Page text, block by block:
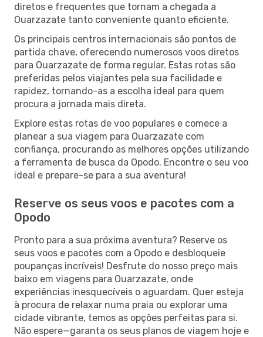
diretos e frequentes que tornam a chegada a
Ouarzazate tanto conveniente quanto eficiente.
Os principais centros internacionais são pontos de
partida chave, oferecendo numerosos voos diretos
para Ouarzazate de forma regular. Estas rotas são
preferidas pelos viajantes pela sua facilidade e
rapidez, tornando-as a escolha ideal para quem
procura a jornada mais direta.
Explore estas rotas de voo populares e comece a
planear a sua viagem para Ouarzazate com
confiança, procurando as melhores opções utilizando
a ferramenta de busca da Opodo. Encontre o seu voo
ideal e prepare-se para a sua aventura!
Reserve os seus voos e pacotes com a
Opodo
Pronto para a sua próxima aventura? Reserve os
seus voos e pacotes com a Opodo e desbloqueie
poupanças incríveis! Desfrute do nosso preço mais
baixo em viagens para Ouarzazate, onde
experiências inesquecíveis o aguardam. Quer esteja
à procura de relaxar numa praia ou explorar uma
cidade vibrante, temos as opções perfeitas para si.
Não espere—garanta os seus planos de viagem hoje e